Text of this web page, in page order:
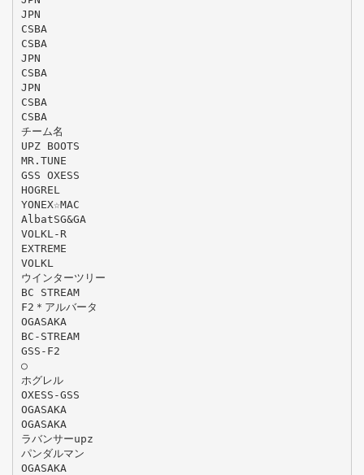
JPN
CSBA
CSBA
JPN
CSBA
JPN
CSBA
CSBA
チーム名
UPZ BOOTS
MR.TUNE
GSS OXESS
HOGREL
YONEX☆MAC
AlbatSG&GA
VOLKL-R
EXTREME
VOLKL
ウインターツリー
BC STREAM
F2＊アルバータ
OGASAKA
BC-STREAM
GSS-F2
○
ホグレル
OXESS-GSS
OGASAKA
OGASAKA
ラバンサーupz
パンダルマン
OGASAKA